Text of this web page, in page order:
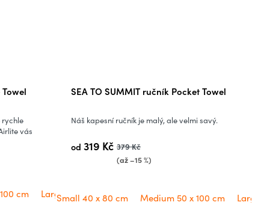
rychle
vás
cm Large 60 x 120 cm
SEA TO SUMMIT ručník Pocket Towel
od 319 Kč 379 Kč
(až –15 %)
Náš kapesní ručník je malý, ale velmi savý.
Small 40 x 80 cm Medium 50 x 100 cm Large